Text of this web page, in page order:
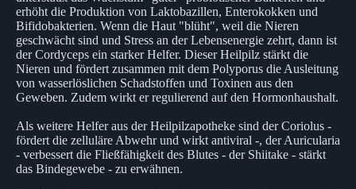
erhöht die Produktion von Laktobazillen, Enterokokken und
Bifidobakterien. Wenn die Haut "blüht", weil die Nieren
geschwächt sind und Stress an der Lebensenergie zehrt, dann ist
der Cordyceps ein starker Helfer. Dieser Heilpilz stärkt die
Nieren und fördert zusammen mit dem Polyporus die Ausleitung
von wasserlöslichen Schadstoffen und Toxinen aus den
Geweben. Zudem wirkt er regulierend auf den Hormonhaushalt.
Als weitere Helfer aus der Heilpilzapotheke sind der Coriolus -
fördert die zelluläre Abwehr und wirkt antiviral -, der Auricularia
- verbessert die Fließfähigkeit des Blutes - der Shiitake - stärkt
das Bindegewebe - zu erwähnen.